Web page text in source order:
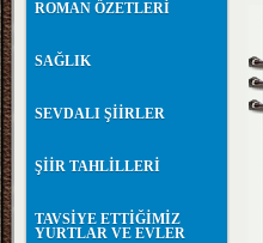
ROMAN ÖZETLERİ
SAĞLIK
SEVDALI ŞİİRLER
ŞİİR TAHLİLLERİ
TAVSİYE ETTİĞİMİZ
YURTLAR VE EVLER